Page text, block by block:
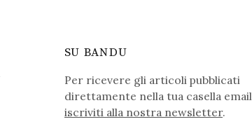
SU BANDU
Per ricevere gli articoli pubblicati
direttamente nella tua casella
iscriviti alla nostra newsletter.